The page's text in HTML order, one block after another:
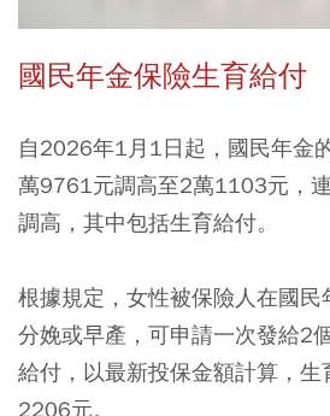
國民年金保險生育給付
自2026年1月1日起，國民年金
萬9761元調高至2萬1103元，
調高，其中包括生育給付。
根據規定，女性被保險人在國
分娩或早產，可申請一次發給2
給付，以最新投保金額計算，
2206元。